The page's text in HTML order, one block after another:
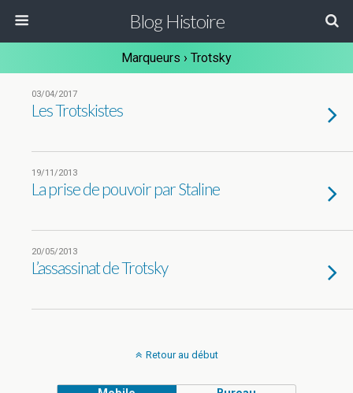
Blog Histoire
Marqueurs › Trotsky
03/04/2017
Les Trotskistes
19/11/2013
La prise de pouvoir par Staline
20/05/2013
L’assassinat de Trotsky
Retour au début